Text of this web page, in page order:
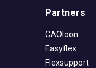
Partners
CAOloon
Easyflex
Flexsupport